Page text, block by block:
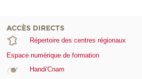
ACCÈS DIRECTS
Répertoire des centres régionaux
Espace numérique de formation
Handi'Cnam